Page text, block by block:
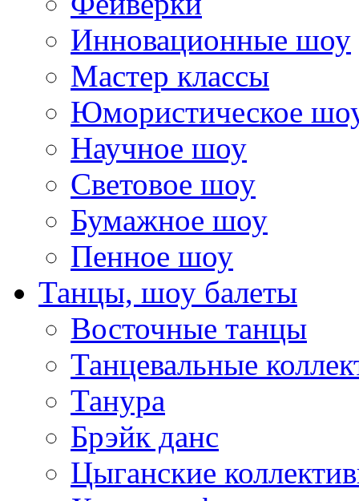
Инновационные шоу
Мастер классы
Юмористическое
Научное шоу
Световое шоу
Бумажное шоу
Пенное шоу
Танцы, шоу балеты
Восточные танцы
Танцевальные
Танура
Брэйк данс
Цыганские